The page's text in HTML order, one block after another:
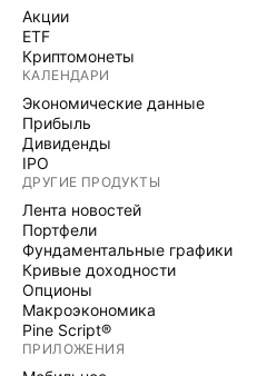
Акции
ETF
Криптомонеты
КАЛЕНДАРИ
Экономические данные
Прибыль
Дивиденды
IPO
ДРУГИЕ ПРОДУКТЫ
Лента новостей
Портфели
Фундаментальные графики
Кривые доходности
Опционы
Макроэкономика
Pine Script®
ПРИЛОЖЕНИЯ